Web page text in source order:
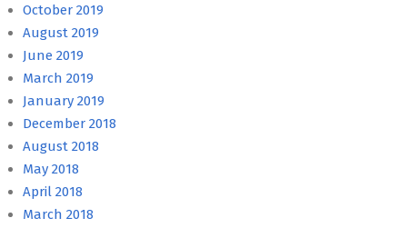
October 2019
August 2019
June 2019
March 2019
January 2019
December 2018
August 2018
May 2018
April 2018
March 2018